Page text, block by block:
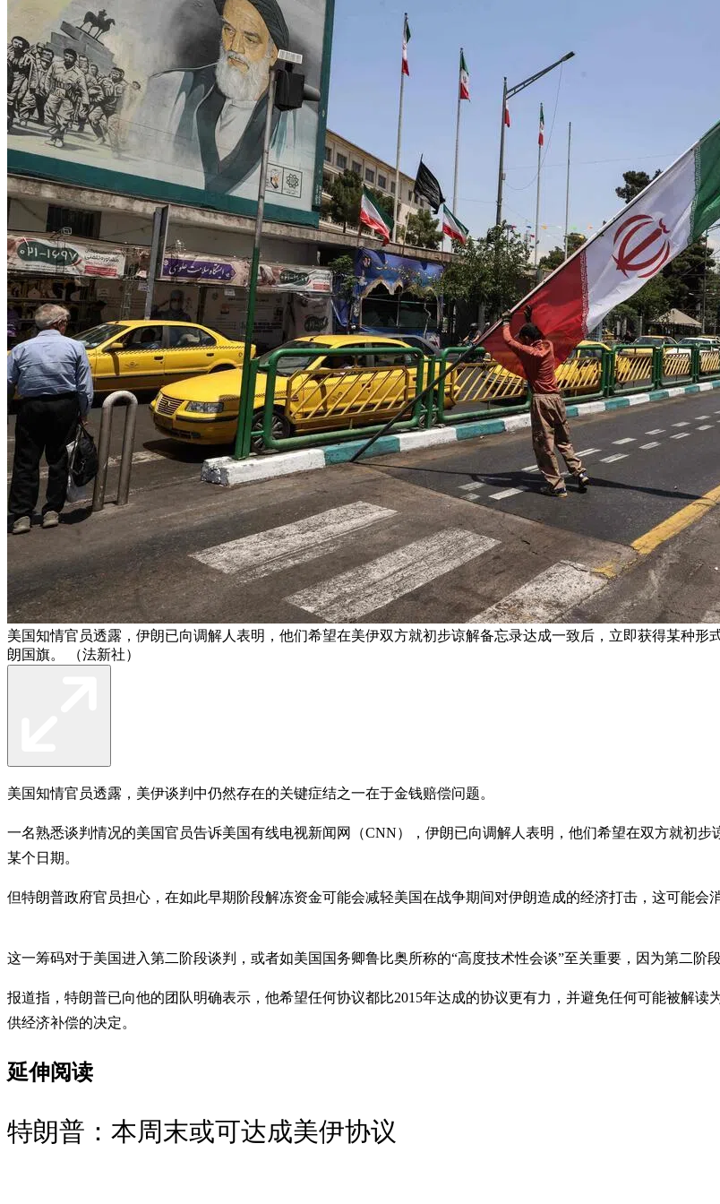
美国知情官员透露，伊朗已向调解人表明，他们希望在美伊双方就初步谅解备忘录达成一致后，立即获得某种
朗国旗。 （法新社）
美国知情官员透露，美伊谈判中仍然存在的关键症结之一在于金钱赔偿问题。
一名熟悉谈判情况的美国官员告诉美国有线电视新闻网（CNN），伊朗已向调解人表明，他们希望在双方就初
某个日期。
但特朗普政府官员担心，在如此早期阶段解冻资金可能会减轻美国在战争期间对伊朗造成的经济打击，这可能会
这一筹码对于美国进入第二阶段谈判，或者如美国国务卿鲁比奥所称的“高度技术性会谈”至关重要，因为第二阶
报道指，特朗普已向他的团队明确表示，他希望任何协议都比2015年达成的协议更有力，并避免任何可能被解
供经济补偿的决定。
延伸阅读
特朗普：本周末或可达成美伊协议